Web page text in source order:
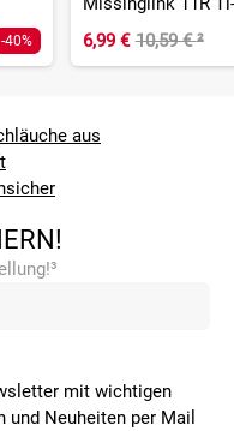
-40% 6,99 € 10,59 €²
aus
mit wichtigen
und Neuheiten per Mail